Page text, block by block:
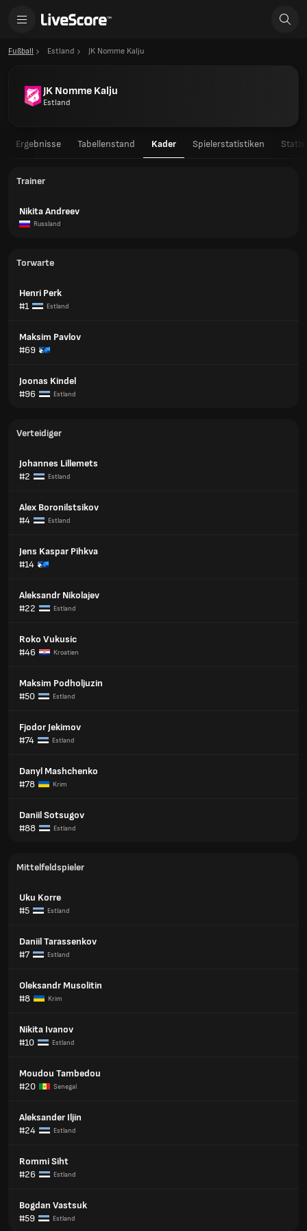
Fußball Estland JK Nomme Kalju
JK Nomme Kalju
Estland
Ergebnisse Tabellenstand Kader Spielerstatistiken
Trainer
Nikita Andreev
Russland
Torwarte
Henri Perk
#1
Estland
Maksim Pavlov
#69
Joonas Kindel
#96
Estland
Verteidiger
Johannes Lillemets
#2
Estland
Alex Boronilstsikov
#4
Estland
Jens Kaspar Pihkva
#14
Aleksandr Nikolajev
#22
Estland
Roko Vukusic
#46
Kroatien
Maksim Podholjuzin
#50
Estland
Fjodor Jekimov
#74
Estland
Danyl Mashchenko
#78
Krim
Daniil Sotsugov
#88
Estland
Mittelfeldspieler
Uku Korre
#5
Estland
Daniil Tarassenkov
#7
Estland
Oleksandr Musolitin
#8
Krim
Nikita Ivanov
#10
Estland
Moudou Tambedou
#20
Senegal
Aleksander Iljin
#24
Estland
Rommi Siht
#26
Estland
Bogdan Vastsuk
#59
Estland